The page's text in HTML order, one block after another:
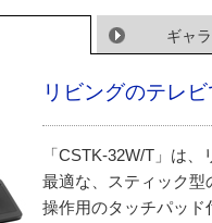
ギャ
リビングのテレ
「CSTK-32W/T」は
最適な、スティック型
操作用のタッチパッド